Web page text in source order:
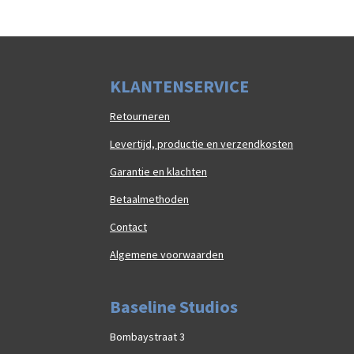
KLANTENSERVICE
Retourneren
Levertijd, productie en verzendkosten
Garantie en klachten
Betaalmethoden
Contact
Algemene voorwaarden
Baseline Studios
Bombaystraat 3